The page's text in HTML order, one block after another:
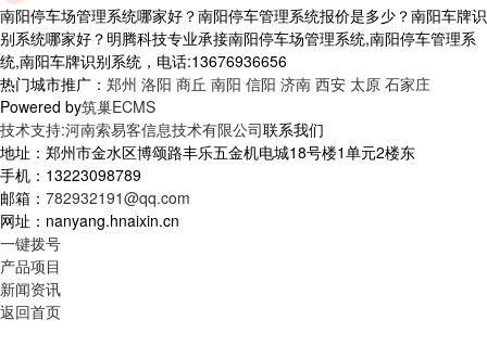
南阳停车场管理系统哪家好？南阳停车管理系统报价是多少？南阳车牌识
别系统哪家好？明腾科技专业承接南阳停车场管理系统,南阳停车管理系
统,南阳车牌识别系统，电话:13676936656
热门城市推广： 郑州 洛阳 商丘 南阳 信阳 济南 西安 太原 石家庄
Powered by筑巢ECMS
技术支持:河南索易客信息技术有限公司联系我们
地址：郑州市金水区博颂路丰乐五金机电城18号楼1单元2楼东
手机：13223098789
邮箱： 782932191@qq.com
网址：nanyang.hnaixin.cn
一键拨号
产品项目
新闻资讯
返回首页